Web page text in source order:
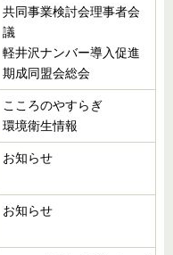
共同事業検討会理事者会
議
軽井沢ナンバー導入促進
期成同盟会総会
こころのやすらぎ
環境衛生情報
お知らせ
お知らせ